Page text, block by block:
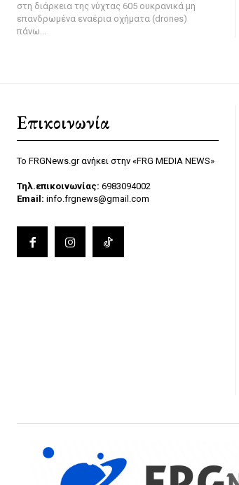
στη διάρκεια της νύχτας 605 ουκρανικά μη
επανδρωμένα εναέρια οχήματα (drones)
πάνω...
Επικοινωνία
Το FRGNews.gr ανήκει στην «FRG MEDIA NEWS»
Τηλ.επικοινωνίας: 6983094002
Email: info.frgnews@gmail.com